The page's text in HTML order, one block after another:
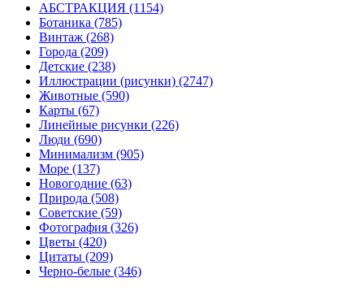
АБСТРАКЦИЯ (1154)
Ботаника (785)
Винтаж (268)
Города (209)
Детские (238)
Иллюстрации (рисунки) (2747)
Животные (590)
Карты (67)
Линейные рисунки (226)
Люди (690)
Минимализм (905)
Море (137)
Новогодние (63)
Природа (508)
Советские (59)
Фотография (326)
Цветы (420)
Цитаты (209)
Черно-белые (346)